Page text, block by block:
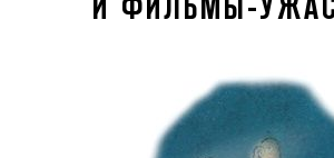
И ФИЛЬМЫ-